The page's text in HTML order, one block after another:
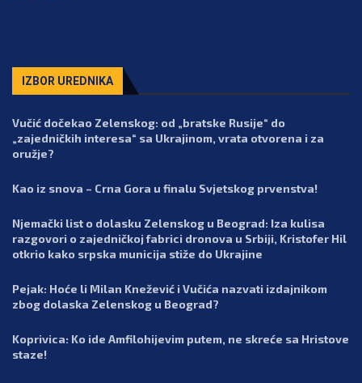
IZBOR UREDNIKA
Vučić dočekao Zelenskog: od „bratske Rusije“ do
„zajedničkih interesa“ sa Ukrajinom, vrata otvorena i za
oružje?
Kao iz snova – Crna Gora u finalu Svjetskog prvenstva!
Njemački list o dolasku Zelenskog u Beograd: Iza kulisa
razgovori o zajedničkoj fabrici dronova u Srbiji, Kristofer Hil
otkrio kako srpska municija stiže do Ukrajine
Pejak: Hoće li Milan Knežević i Vučića nazvati izdajnikom
zbog dolaska Zelenskog u Beograd?
Koprivica: Ko ide Amfilohijevim putem, ne skreće sa Hristove
staze!